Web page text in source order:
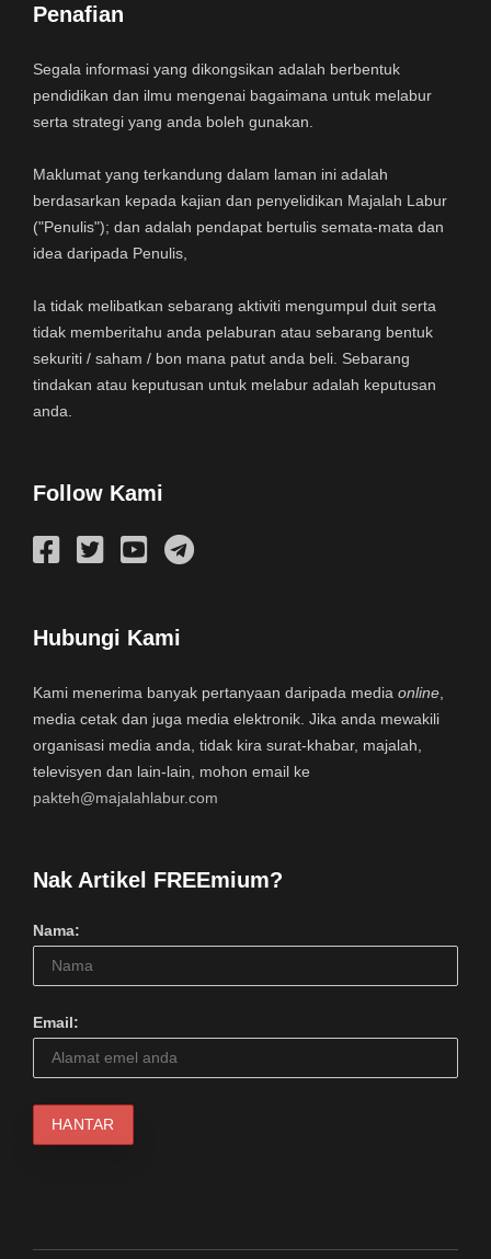
Penafian
Segala informasi yang dikongsikan adalah berbentuk
pendidikan dan ilmu mengenai bagaimana untuk melabur
serta strategi yang anda boleh gunakan.
Maklumat yang terkandung dalam laman ini adalah
berdasarkan kepada kajian dan penyelidikan Majalah Labur
("Penulis"); dan adalah pendapat bertulis semata-mata dan
idea daripada Penulis,
Ia tidak melibatkan sebarang aktiviti mengumpul duit serta
tidak memberitahu anda pelaburan atau sebarang bentuk
sekuriti / saham / bon mana patut anda beli. Sebarang
tindakan atau keputusan untuk melabur adalah keputusan
anda.
Follow Kami
Hubungi Kami
Kami menerima banyak pertanyaan daripada media online,
media cetak dan juga media elektronik. Jika anda mewakili
organisasi media anda, tidak kira surat-khabar, majalah,
televisyen dan lain-lain, mohon email ke
pakteh@majalahlabur.com
Nak Artikel FREEmium?
Nama:
Email: